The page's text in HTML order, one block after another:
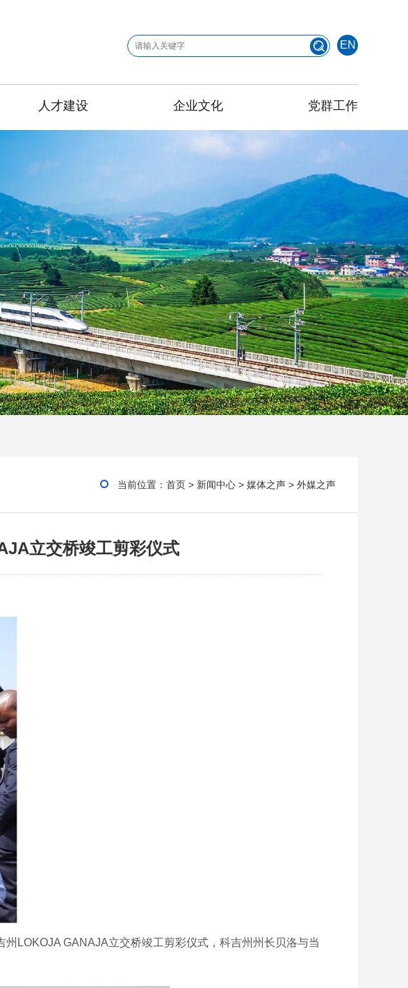
EN
人才建设 企业文化 党群工作
当前位置： 首页 > 新闻中心 > 媒体之声 > 外媒之声
立交桥竣工剪彩仪式
LOKOJA GANAJA立交桥竣工剪彩仪式，科吉州州长贝洛与当